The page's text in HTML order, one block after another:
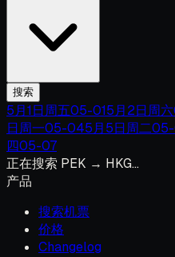
搜索
5月1日周五05-015月2日周六
日周一05-045月5日周二
四05-07
正在搜索 PEK → HKG…
产品
搜索机票
价格
Changelog